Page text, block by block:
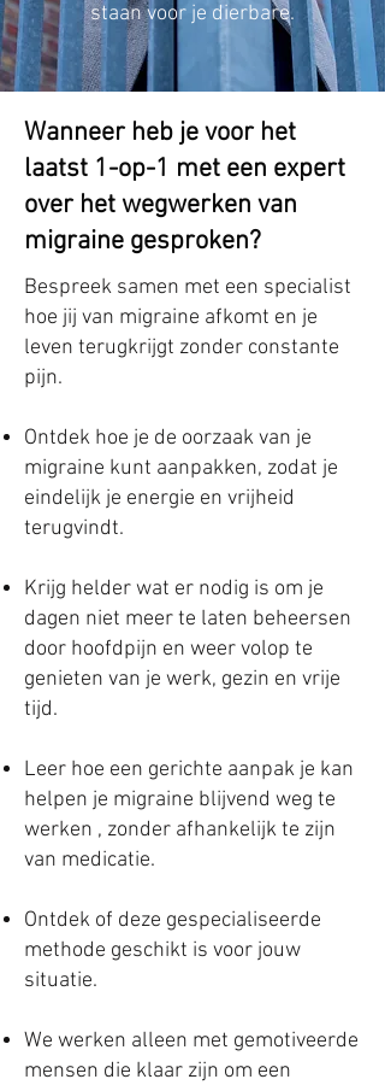
staan voor je dierbare.
Wanneer heb je voor het
laatst 1-op-1 met een expert
over het wegwerken van
migraine gesproken?
Bespreek samen met een specialist
hoe jij van migraine afkomt en je
leven terugkrijgt zonder constante
pijn.
Ontdek hoe je de oorzaak van je
migraine kunt aanpakken, zodat je
eindelijk je energie en vrijheid
terugvindt.
Krijg helder wat er nodig is om je
dagen niet meer te laten beheersen
door hoofdpijn en weer volop te
genieten van je werk, gezin en vrije
tijd.
Leer hoe een gerichte aanpak je kan
helpen je migraine blijvend weg te
werken , zonder afhankelijk te zijn
van medicatie.
Ontdek of deze gespecialiseerde
methode geschikt is voor jouw
situatie.
We werken alleen met gemotiveerde
mensen die klaar zijn om een